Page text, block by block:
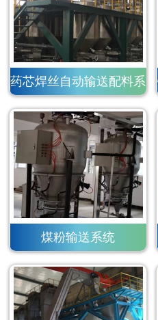
药芯焊丝自动输送配料系
统
煤粉输送系统